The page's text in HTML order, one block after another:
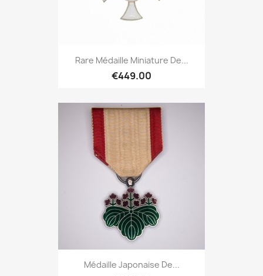
Rare Médaille Miniature De...
€449.00
Médaille Japonaise De...